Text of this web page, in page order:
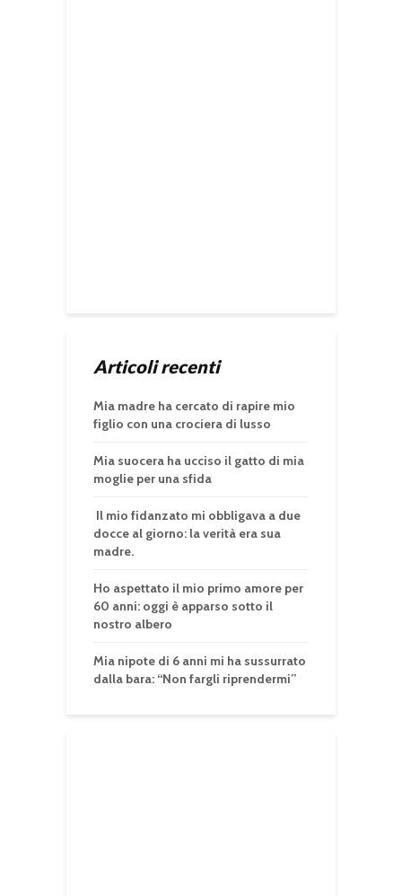
Articoli recenti
Mia madre ha cercato di rapire mio
figlio con una crociera di lusso
Mia suocera ha ucciso il gatto di mia
moglie per una sfida
Il mio fidanzato mi obbligava a due
docce al giorno: la verità era sua
madre.
Ho aspettato il mio primo amore per
60 anni: oggi è apparso sotto il
nostro albero
Mia nipote di 6 anni mi ha sussurrato
dalla bara: “Non fargli riprendermi”